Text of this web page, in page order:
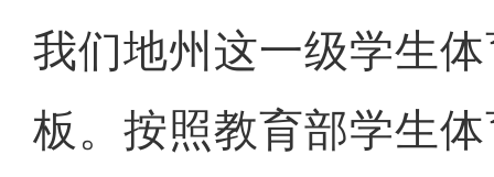
我们地州这一级学生
板。按照教育部学生